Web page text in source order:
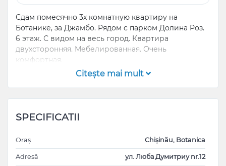
Сдам помесячно 3х комнатную квартиру на
Ботанике, за Джамбо. Рядом с парком Долина Роз.
6 этаж. С видом на весь город. Квартира
двухсторонняя. Мебелированная. Очень
комфортная.
Citeşte mai mult
SPECIFICATII
Oraș Chișinău, Botanica
Adresă ул. Люба Думитриу nr.12